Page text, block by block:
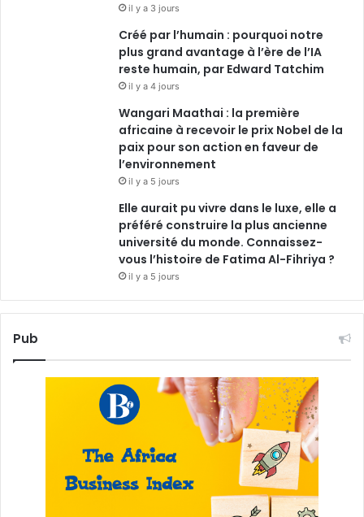
il y a 3 jours
Créé par l’humain : pourquoi notre
plus grand avantage à l’ère de l’IA
reste humain, par Edward Tatchim
il y a 4 jours
Wangari Maathai : la première
africaine à recevoir le prix Nobel de la
paix pour son action en faveur de
l’environnement
il y a 5 jours
Elle aurait pu vivre dans le luxe, elle a
préféré construire la plus ancienne
université du monde. Connaissez-
vous l’histoire de Fatima Al-Fihriya ?
il y a 5 jours
Pub